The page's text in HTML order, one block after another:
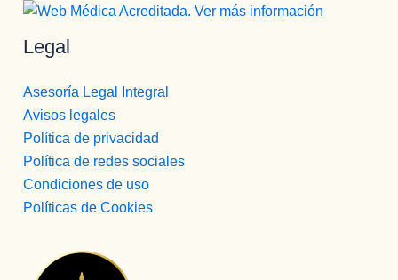
Legal
Asesoría Legal Integral
Avisos legales
Política de privacidad
Política de redes sociales
Condiciones de uso
Políticas de Cookies